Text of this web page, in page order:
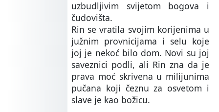
uzbudljivim svijetom bogova i
čudovišta.
Rin se vratila svojim korijenima u
južnim provnicijama i selu koje
joj je nekoć bilo dom. Novi su joj
saveznici podli, ali Rin zna da je
prava moć skrivena u milijunima
pučana koji čeznu za osvetom i
slave je kao božicu.